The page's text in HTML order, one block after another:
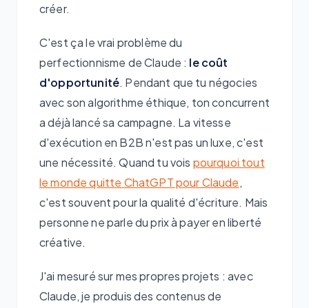
créer.
C'est ça le vrai problème du
perfectionnisme de Claude : le coût
d'opportunité. Pendant que tu négocies
avec son algorithme éthique, ton concurrent
a déjà lancé sa campagne. La vitesse
d'exécution en B2B n'est pas un luxe, c'est
une nécessité. Quand tu vois pourquoi tout
le monde quitte ChatGPT pour Claude,
c'est souvent pour la qualité d'écriture. Mais
personne ne parle du prix à payer en liberté
créative.
J'ai mesuré sur mes propres projets : avec
Claude, je produis des contenus de